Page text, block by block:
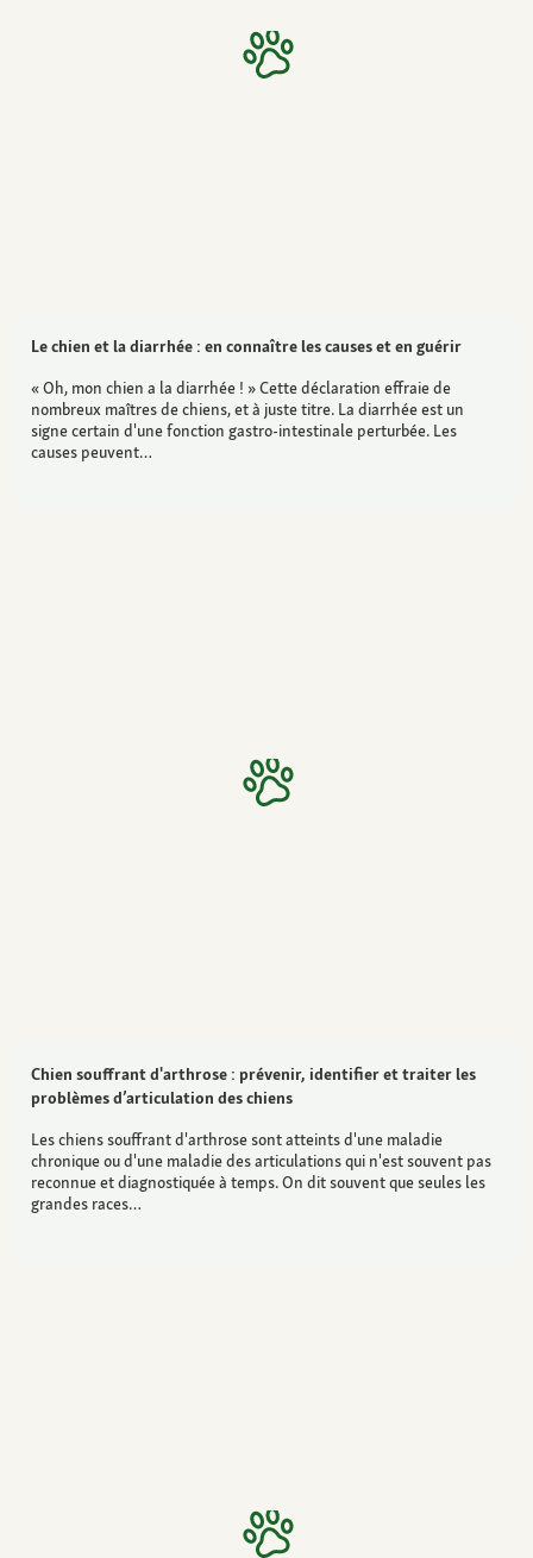
Le chien et la diarrhée : en connaître les causes et en guérir
« Oh, mon chien a la diarrhée ! » Cette déclaration effraie de
nombreux maîtres de chiens, et à juste titre. La diarrhée est un
signe certain d'une fonction gastro-intestinale perturbée. Les
causes peuvent…
Chien souffrant d'arthrose : prévenir, identifier et traiter les
problèmes d’articulation des chiens
Les chiens souffrant d'arthrose sont atteints d'une maladie
chronique ou d'une maladie des articulations qui n'est souvent pas
reconnue et diagnostiquée à temps. On dit souvent que seules les
grandes races…